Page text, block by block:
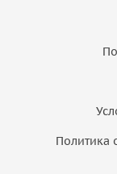
Политика